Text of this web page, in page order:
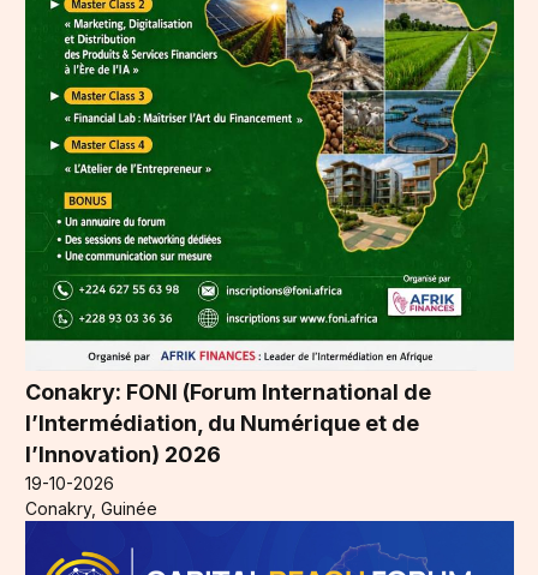
Conakry: FONI (Forum International de
l’Intermédiation, du Numérique et de
l’Innovation) 2026
19-10-2026
Conakry, Guinée